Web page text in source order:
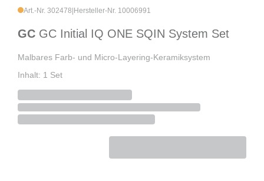
Art.-Nr. 302478 Hersteller-Nr. 10006991
GC GC Initial IQ ONE SQIN System Set
Malbares Farb- und Micro-Layering-Keramiksystem
Inhalt: 1 Set